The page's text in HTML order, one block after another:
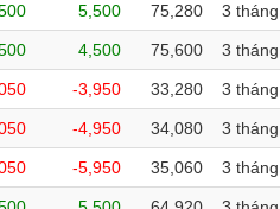
5,500 75,280 3 tháng
4,500 75,600 3 tháng
-3,950 33,280 3 tháng
-4,950 34,080 3 tháng
-5,950 35,060 3 tháng